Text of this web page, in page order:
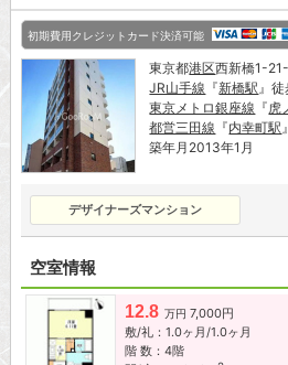
初期費用クレジットカード決済可能
東京都港区西新橋1-
JR山手線 『新橋駅 』
東京メトロ銀座線 『虎
都営三田線 『内幸町駅
築年月2013年1月
デザイナーズマンション
空室情報
12.8 万円 7,000円
敷/礼：1.0ヶ月/1.0ヶ月
階 数：4階